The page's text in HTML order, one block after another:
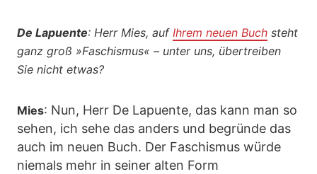
De Lapuente: Herr Mies, auf Ihrem neuen Buch steht
ganz groß »Faschismus« – unter uns, übertreiben
Sie nicht etwas?
Mies: Nun, Herr De Lapuente, das kann man so
sehen, ich sehe das anders und begründe das
auch im neuen Buch. Der Faschismus würde
niemals mehr in seiner alten Form